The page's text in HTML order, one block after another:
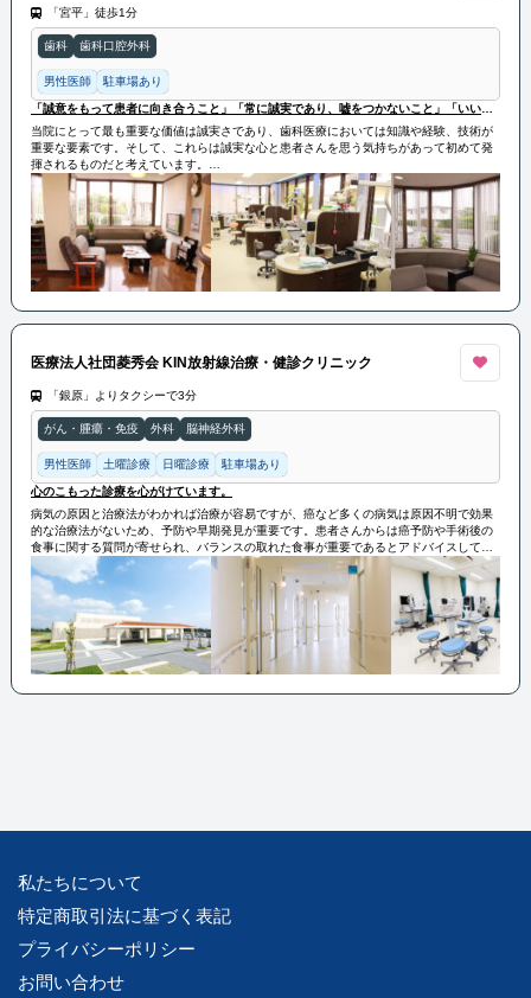
「宮平」徒歩1分
歯科 歯科口腔外科
男性医師 駐車場あり
「誠意をもって患者に向き合うこと」「常に誠実であり、嘘をつかないこと」「いいかげんなことをしないこと」
当院にとって最も重要な価値は誠実さであり、歯科医療においては知識や経験、技術が
重要な要素です。そして、これらは誠実な心と患者さんを思う気持ちがあって初めて発
揮されるものだと考えています。
基本理念として、「誠意をもって患者に向き合うこと」「常に誠実であり、嘘をつかな
いこと」「いいかげんなことをしないこと」を重視し、患者さんを家族と同じように考
え、家族と同じ治療を提供いたします。
医療法人社団菱秀会 KIN放射線治療・健診クリニック
「銀原」よりタクシーで3分
がん・腫瘍・免疫 外科 脳神経外科
男性医師 土曜診療 日曜診療 駐車場あり
心のこもった診療を心がけています。
病気の原因と治療法がわかれば治療が容易ですが、癌など多くの病気は原因不明で効果
的な治療法がないため、予防や早期発見が重要です。患者さんからは癌予防や手術後の
食事に関する質問が寄せられ、バランスの取れた食事が重要であるとアドバイスしてい
ます。健康リテラシーの向上が求められ、高齢化社会においては広範な知識を有し、患
者さんの健康管理に助言できるよう努めています。KIN放射線治療・健診クリニックは
地域の健康増進を目指し、今後も質の向上に努めるとしています。
私たちについて
特定商取引法に基づく表記
プライバシーポリシー
お問い合わせ